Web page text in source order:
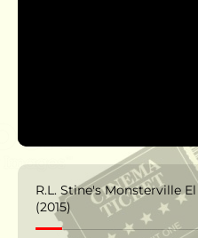
R.L. Stine's Monsterville
(2015)